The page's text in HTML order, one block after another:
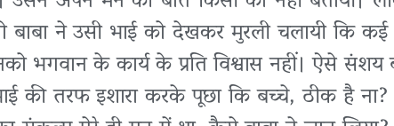
ने उसी भाई को देखकर मुरली चलायी कि
के कार्य के प्रति विश्वास नहीं। ऐसे संशय
की तरफ इशारा करके पूछा कि बच्चे, ठीक है